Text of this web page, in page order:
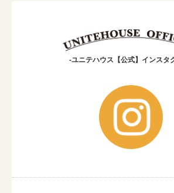
-ユニテハウス【公式】インスタ